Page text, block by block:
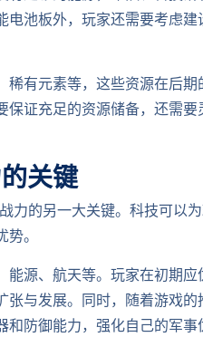
池板外，玩家还需要考虑
有元素等，这些资源在后
证充足的资源储备，还需
关键
力的另一大关键。科技可以
。
源、航天等。玩家在初期
与发展。同时，随着游戏
防御能力，强化自己的军事